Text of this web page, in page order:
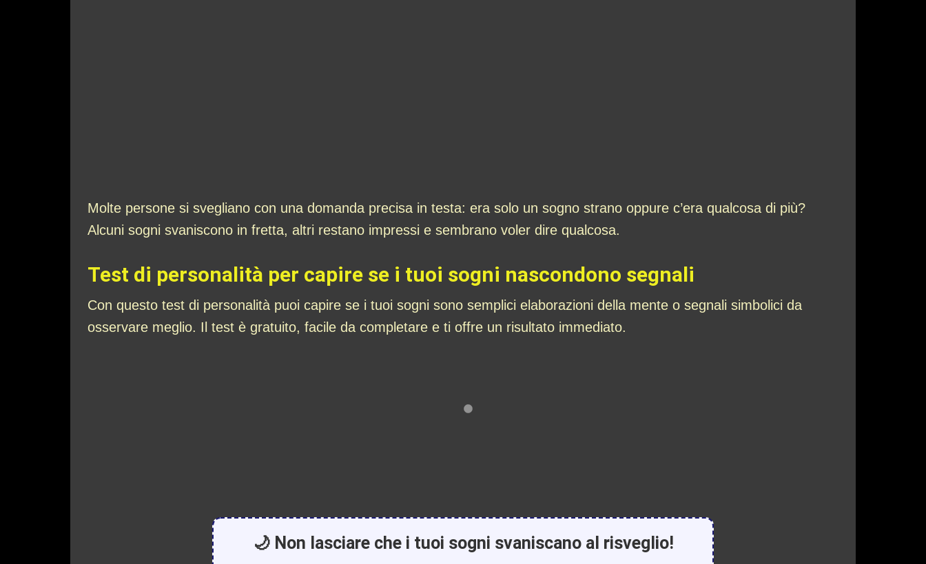
Molte persone si svegliano con una domanda precisa in testa: era solo un sogno strano oppure c’era qualcosa di più?
Alcuni sogni svaniscono in fretta, altri restano impressi e sembrano voler dire qualcosa.
Test di personalità per capire se i tuoi sogni nascondono segnali
Con questo test di personalità puoi capire se i tuoi sogni sono semplici elaborazioni della mente o segnali simbolici da
osservare meglio. Il test è gratuito, facile da completare e ti offre un risultato immediato.
🌙 Non lasciare che i tuoi sogni svaniscano al risveglio!